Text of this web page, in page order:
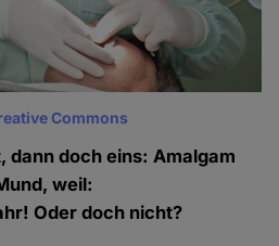
Commons
doch eins: Amalgam
weil:
Oder doch nicht?